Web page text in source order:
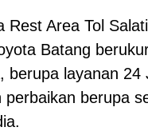
Rest Area Tol
Batang
berupa layanan 24
berupa